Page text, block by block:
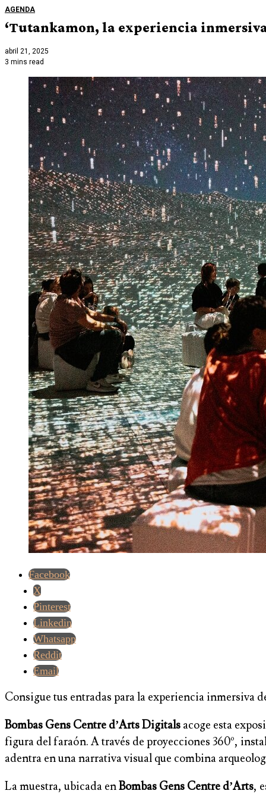
AGENDA
‘Tutankamon, la experiencia
abril 21, 2025
3 mins read
Facebook
X
Pinterest
Linkedin
Whatsapp
Reddit
Email
Consigue tus entradas para la experiencia inmersiva
Bombas Gens Centre d’Arts Digitals acoge esta
figura del faraón. A través de proyecciones 360º,
adentra en una narrativa visual que combina
La muestra, ubicada enBombas Gens Centre d’Arts,